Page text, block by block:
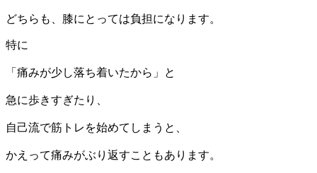
どちらも、膝にとっては負担になります。
特に
「痛みが少し落ち着いたから」と
急に歩きすぎたり、
自己流で筋トレを始めてしまうと、
かえって痛みがぶり返すこともあります。